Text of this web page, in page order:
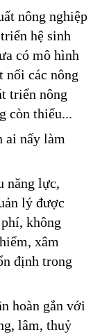
nông nghiệp
hệ sinh
có mô hình
nối các nông
triển nông
còn thiếu...
ai nấy làm
năng lực,
lý được
không
xâm
định trong
hoàn gắn với
lâm, thuỷ